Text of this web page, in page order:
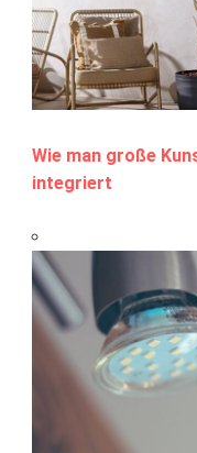
Wie man große
integriert